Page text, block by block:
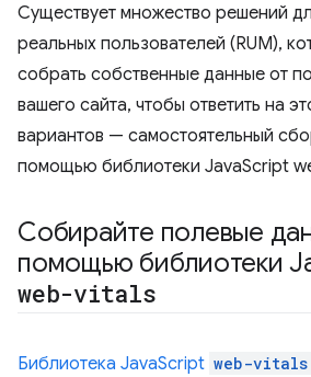
Существует множество решений
реальных пользователей (RUM),
собрать собственные данные от
вашего сайта, чтобы ответить на
вариантов — самостоятельный
помощью библиотеки JavaScript
Собирайте полевые
помощью библиотеки
web-vitals
Библиотека JavaScript web-vitals